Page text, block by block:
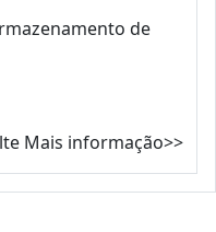
de
Mais informação>>